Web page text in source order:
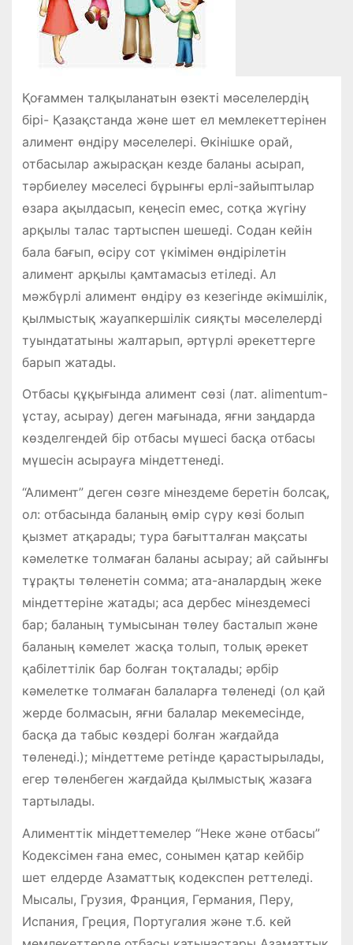
Қоғаммен талқыланатын өзекті мәселелердің
бірі- Қазақстанда және шет ел мемлекеттерінен
алимент өндіру мәселелері. Өкінішке орай,
отбасылар ажырасқан кезде баланы асырап,
тәрбиелеу мәселесі бұрынғы ерлі-зайыптылар
өзара ақылдасып, кеңесіп емес, сотқа жүгіну
арқылы талас тартыспен шешеді. Содан кейін
бала бағып, өсіру сот үкімімен өндірілетін
алимент арқылы қамтамасыз етіледі. Ал
мәжбүрлі алимент өндіру өз кезегінде әкімшілік,
қылмыстық жауапкершілік сияқты мәселелерді
туындататыны жалтарып, әртүрлі әрекеттерге
барып жатады.
Отбасы құқығында алимент сөзі (лат. alimentum-
ұстау, асырау) деген мағынада, яғни заңдарда
көзделгендей бір отбасы мүшесі басқа отбасы
мүшесін асырауға міндеттенеді.
“Алимент” деген сөзге мінездеме беретін болсақ,
ол: отбасында баланың өмір сүру көзі болып
қызмет атқарады; тура бағытталған мақсаты
кәмелетке толмаған баланы асырау; ай сайынғы
тұрақты төленетін сомма; ата-аналардың жеке
міндеттеріне жатады; аса дербес мінездемесі
бар; баланың тумысынан төлеу басталып және
баланың кәмелет жасқа толып, толық әрекет
қабілеттілік бар болған тоқталады; әрбір
кәмелетке толмаған балаларға төленеді (ол қай
жерде болмасын, яғни балалар мекемесінде,
басқа да табыс көздері болған жағдайда
төленеді.); міндеттеме ретінде қарастырылады,
егер төленбеген жағдайда қылмыстық жазаға
тартылады.
Алименттік міндеттемелер “Неке және отбасы”
Кодексімен ғана емес, сонымен қатар кейбір
шет елдерде Азаматтық кодекспен реттеледі.
Мысалы, Грузия, Франция, Германия, Перу,
Испания, Греция, Португалия және т.б. кей